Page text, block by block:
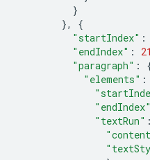
}
},
{
"startIndex" :
"endIndex" :
"paragraph" :
"elements" :
"endIndex"
"textRun" :